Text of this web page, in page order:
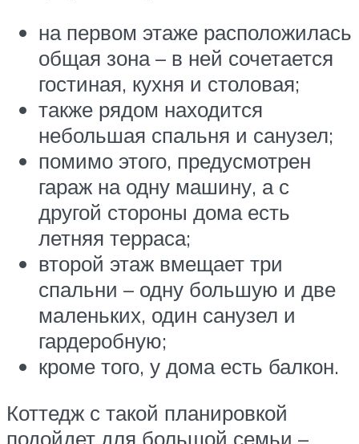
на первом этаже расположилась
общая зона – в ней сочетается
гостиная, кухня и столовая;
также рядом находится
небольшая спальня и санузел;
помимо этого, предусмотрен
гараж на одну машину, а с
другой стороны дома есть
летняя терраса;
второй этаж вмещает три
спальни – одну большую и две
маленьких, один санузел и
гардеробную;
кроме того, у дома есть балкон.
Коттедж с такой планировкой
подойдет для большой семьи –